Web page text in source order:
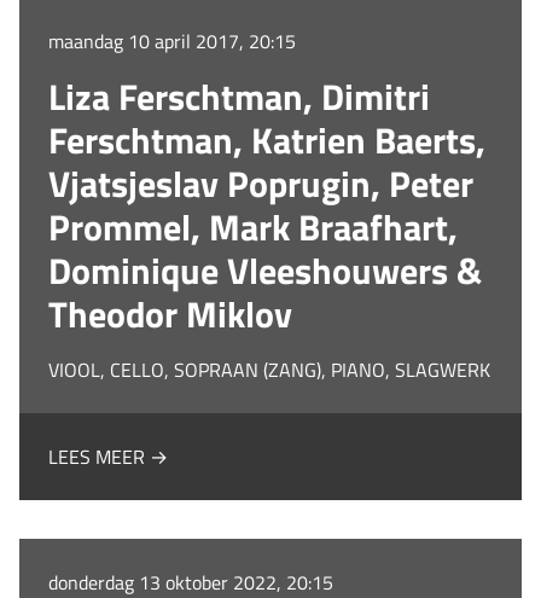
maandag 10 april 2017, 20:15
Liza Ferschtman, Dimitri
Ferschtman, Katrien Baerts,
Vjatsjeslav Poprugin, Peter
Prommel, Mark Braafhart,
Dominique Vleeshouwers &
Theodor Miklov
VIOOL, CELLO, SOPRAAN (ZANG), PIANO, SLAGWERK
LEES MEER →
donderdag 13 oktober 2022, 20:15